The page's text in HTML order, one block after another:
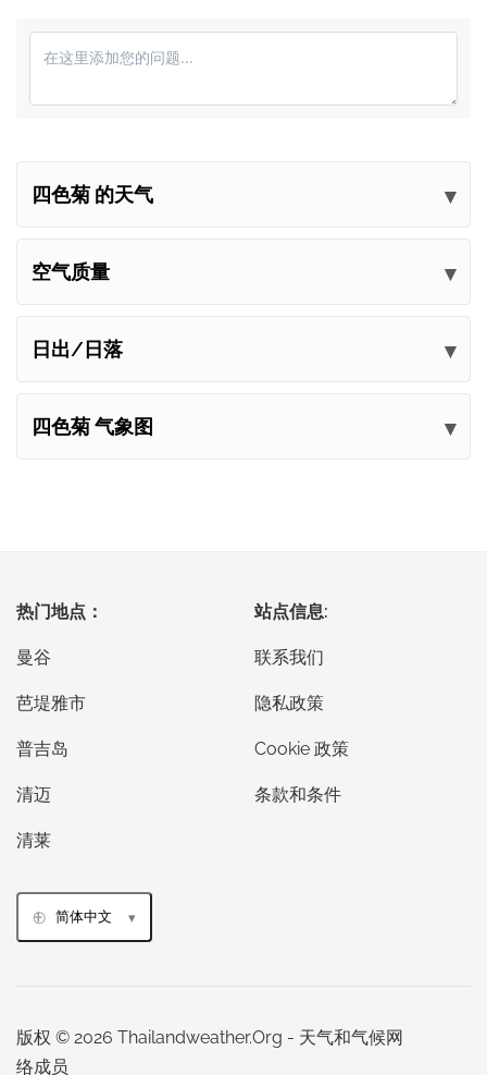
四色菊 的天气
空气质量
日出/日落
四色菊 气象图
热门地点：
曼谷
芭堤雅市
普吉岛
清迈
清莱
站点信息:
联系我们
隐私政策
Cookie 政策
条款和条件
简体中文
版权 © 2026 Thailandweather.Org - 天气和气候网
络成员